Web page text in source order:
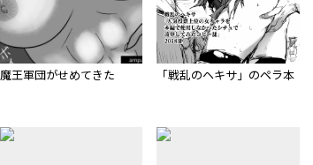
魔王軍団がせめてきた 「戦乱のヘキサ」のペラ本